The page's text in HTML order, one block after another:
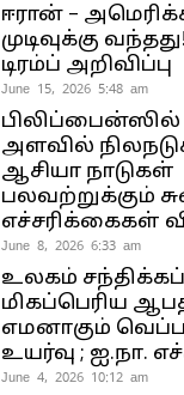
ஈரான் –
முடிவுக்கு
டிரம்ப் அறிவிப்பு
June 15, 2026 5:48 am
பிலிப்பைன்ஸில்
அளவில்
ஆசியா நாடுகள்
பலவற்றுக்கும்
எச்சரிக்கைகள்
June 8, 2026 6:33 am
உலகம்
மிகப்பெரிய
எமனாகும்
உயர்வு ; ஐ.நா.
June 4, 2026 10:12 am